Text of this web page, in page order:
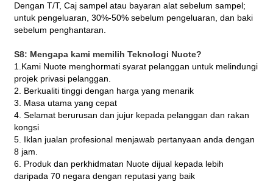
Dengan T/T, Caj sampel atau bayaran alat sebelum sampel;
untuk pengeluaran, 30%-50% sebelum pengeluaran, dan baki
sebelum penghantaran.
S8: Mengapa kami memilih Teknologi Nuote?
1.Kami Nuote menghormati syarat pelanggan untuk melindungi
projek privasi pelanggan.
2. Berkualiti tinggi dengan harga yang menarik
3. Masa utama yang cepat
4. Selamat berurusan dan jujur ​​kepada pelanggan dan rakan
kongsi
5. Iklan jualan profesional menjawab pertanyaan anda dengan
8 jam.
6. Produk dan perkhidmatan Nuote dijual kepada lebih
daripada 70 negara dengan reputasi yang baik